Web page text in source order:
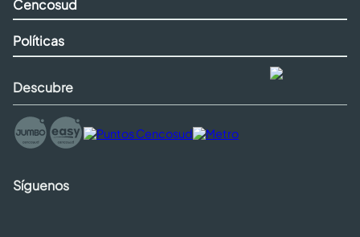
Cencosud
Políticas
Descubre
Síguenos